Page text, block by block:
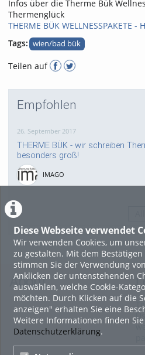
Diese Webseite verwendet
Wir verwenden Cookies, um
zu gestalten. Mit dem
stimmen Sie der Verwendung
Anklicken der untenstehenden
auswählen, welche Cookie-
möchten. Durch Klicken auf die
anzeigen" erhalten Sie eine
Weitere Informationen finden
Datenschutzerklärung.
Infos über die Therme Bük
Thermenglück
THERME BÜK WELLNESSPAKETE -
Tags: wien/bad bük
Teilen auf
Empfohlen
26. September 2017
THERME BÜK - wir schreiben
besonders groß!
IMAGO
About